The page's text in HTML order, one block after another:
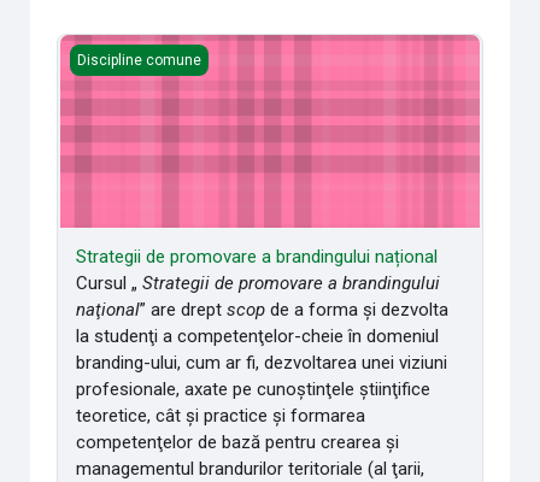
Strategii de promovare a brandingului național
Discipline comune
Strategii de promovare a brandingului național
Cursul „ Strategii de promovare a brandingului
naţional” are dreptscop de a forma şi dezvolta
la studenţi a competenţelor-cheie în domeniul
branding-ului, cum ar fi, dezvoltarea unei viziuni
profesionale, axate pe cunoştinţele ştiinţifice
teoretice, cât şi practice şi formarea
competenţelor de bază pentru crearea şi
managementul brandurilor teritoriale (al ţarii,